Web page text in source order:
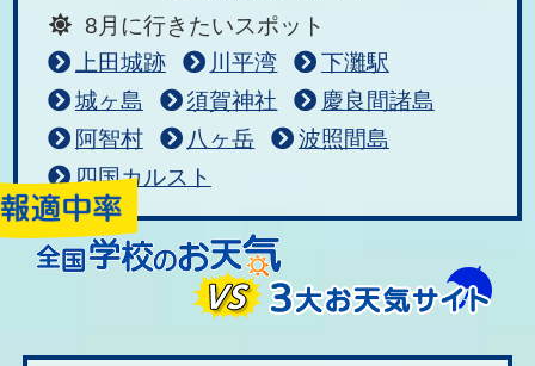
8月に行きたいスポット
上田城跡
川平湾
下灘駅
城ヶ島
須賀神社
慶良間諸島
阿智村
八ヶ岳
波照間島
四国カルスト